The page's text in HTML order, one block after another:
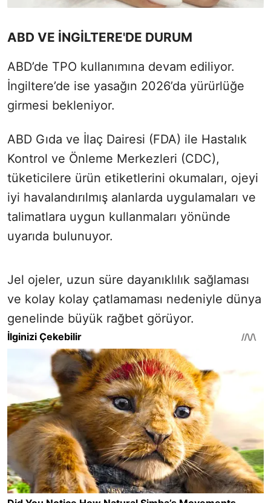
ABD VE İNGİLTERE'DE DURUM
ABD’de TPO kullanımına devam ediliyor.
İngiltere’de ise yasağın 2026’da yürürlüğe
girmesi bekleniyor.
ABD Gıda ve İlaç Dairesi (FDA) ile Hastalık
Kontrol ve Önleme Merkezleri (CDC),
tüketicilere ürün etiketlerini okumaları, ojeyi
iyi havalandırılmış alanlarda uygulamaları ve
talimatlara uygun kullanmaları yönünde
uyarıda bulunuyor.
Jel ojeler, uzun süre dayanıklılık sağlaması
ve kolay kolay çatlamaması nedeniyle dünya
genelinde büyük rağbet görüyor.